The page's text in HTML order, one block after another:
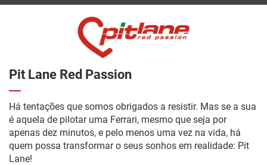
Pit Lane Red Passion
Há tentações que somos obrigados a resistir. Mas se a sua
é aquela de pilotar uma Ferrari, mesmo que seja por
apenas dez minutos, e pelo menos uma vez na vida, há
quem possa transformar o seus sonhos em realidade: Pit
Lane!